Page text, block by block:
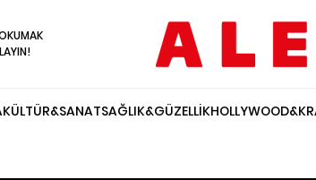
KÜLTÜR&SANATSAĞLIK&GÜZELLİK